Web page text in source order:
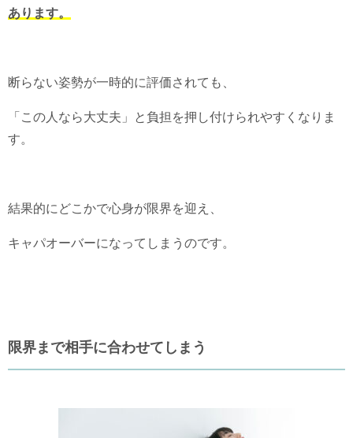
あります。
断らない姿勢が一時的に評価されても、
「この人なら大丈夫」と負担を押し付けられやすくなりま
す。
結果的にどこかで心身が限界を迎え、
キャパオーバーになってしまうのです。
限界まで相手に合わせてしまう